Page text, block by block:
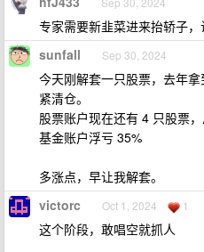
专家需要新韭菜进来抬轿子
sunfall Sep 30, 2024
今天刚解套一只股票，去年
紧清仓。
股票账户现在还有 4 只股票
基金账户浮亏 35%
多涨点，早让我解套。
victorc Oct 1, 2024 1
这个阶段，敢唱空就抓人